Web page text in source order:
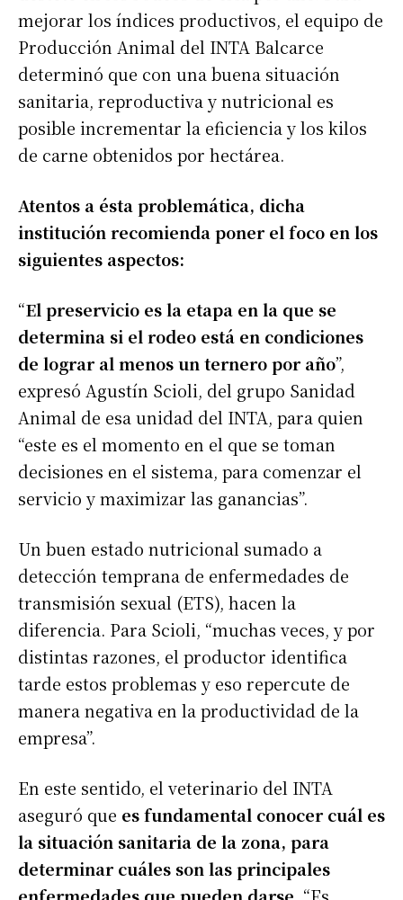
mejorar los índices productivos, el equipo de
Producción Animal del INTA Balcarce
determinó que con una buena situación
sanitaria, reproductiva y nutricional es
posible incrementar la eficiencia y los kilos
de carne obtenidos por hectárea.
Atentos a ésta problemática, dicha
institución recomienda poner el foco en los
siguientes aspectos:
“El preservicio es la etapa en la que se
determina si el rodeo está en condiciones
de lograr al menos un ternero por año”,
expresó Agustín Scioli, del grupo Sanidad
Animal de esa unidad del INTA, para quien
“este es el momento en el que se toman
decisiones en el sistema, para comenzar el
servicio y maximizar las ganancias”.
Un buen estado nutricional sumado a
detección temprana de enfermedades de
transmisión sexual (ETS), hacen la
diferencia. Para Scioli, “muchas veces, y por
distintas razones, el productor identifica
tarde estos problemas y eso repercute de
manera negativa en la productividad de la
empresa”.
En este sentido, el veterinario del INTA
aseguró que es fundamental conocer cuál es
la situación sanitaria de la zona, para
determinar cuáles son las principales
enfermedades que pueden darse. “Es